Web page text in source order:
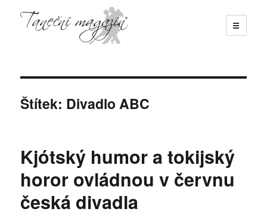
☰
Štítek: Divadlo ABC
Kjótský humor a tokijský
horor ovládnou v červnu
česká divadla